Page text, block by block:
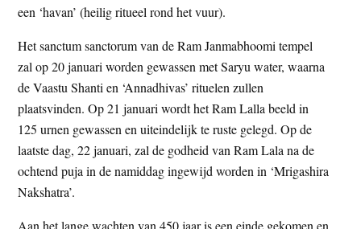
een ‘havan’ (heilig ritueel rond het vuur).
Het sanctum sanctorum van de Ram Janmabhoomi tempel
zal op 20 januari worden gewassen met Saryu water, waarna
de Vaastu Shanti en ‘Annadhivas’ rituelen zullen
plaatsvinden. Op 21 januari wordt het Ram Lalla beeld in
125 urnen gewassen en uiteindelijk te ruste gelegd. Op de
laatste dag, 22 januari, zal de godheid van Ram Lala na de
ochtend puja in de namiddag ingewijd worden in ‘Mrigashira
Nakshatra’.
Aan het lange wachten van 450 jaar is een einde gekomen en